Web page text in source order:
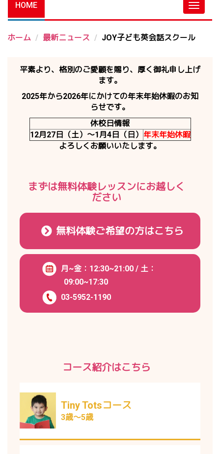
HOME
ホーム 最新ニュース JOY子ども英会話スクール
平素より、格別のご愛顧を賜り、厚く御礼申し上げ
ます。
2025年から2026年にかけての年末年始休暇のお知
らせです。
休校日情報
12月27日（土）～1月4日（日） 年末年始休暇
よろしくお願いいたします。
まずは無料体験レッスンにお越しく
ださい
無料体験ご希望の方はこちら
月~金：12:30~21:00 / 土：
09:00~17:30
03-5952-1190
コース紹介はこちら
Tiny Totsコース
3歳～5歳